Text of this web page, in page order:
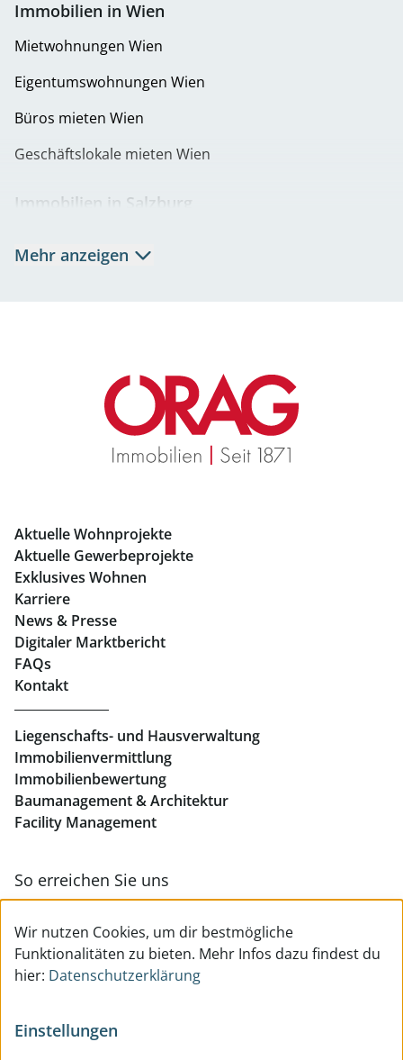
Immobilien in Wien
Mietwohnungen Wien
Eigentumswohnungen Wien
Büros mieten Wien
Geschäftslokale mieten Wien
Immobilien in Salzburg
Immobilien in Graz
Mietwohnungen Graz
Eigentumswohnungen Graz
Geschäftslokale mieten Graz
Immobilien in Linz
Eigentumswohnungen Linz
Büros mieten Linz
Geschäftslokale mieten Linz
Mehr anzeigen
Aktuelle Wohnprojekte
Aktuelle Gewerbeprojekte
Exklusives Wohnen
Karriere
News & Presse
Digitaler Marktbericht
FAQs
Kontakt
Liegenschafts- und Hausverwaltung
Immobilienvermittlung
Immobilienbewertung
Baumanagement & Architektur
Facility Management
So erreichen Sie uns
Wir nutzen Cookies, um dir bestmögliche
Funktionalitäten zu bieten. Mehr Infos dazu findest du
hier: Datenschutzerklärung
Einstellungen